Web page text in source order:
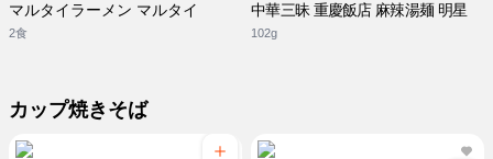
マルタイラーメン マルタイ
2食
中華三昧 重慶飯店 麻辣湯麺 明星
102g
カップ焼きそば